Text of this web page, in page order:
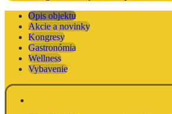
Opis objektu
Akcie a novinky
Kongresy
Gastronómia
Wellness
Vybavenie